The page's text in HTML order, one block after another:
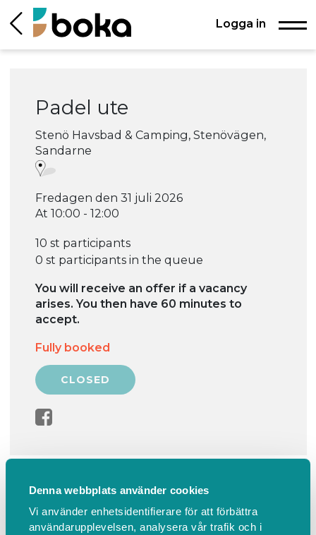
Denna webbplats använder cookies
Vi använder enhetsidentifierare för att förbättra
användarupplevelsen, analysera vår trafik och i
Logga in
Padel ute
Stenö Havsbad & Camping, Stenövägen,
Sandarne
Fredagen den 31 juli 2026
At 10:00 - 12:00
10 st participants
0 st participants in the queue
You will receive an offer if a vacancy
arises. You then have 60 minutes to
accept.
Fully booked
Padel ute